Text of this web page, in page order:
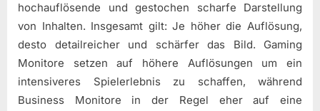
hochauflösende und gestochen scharfe Darstellung
von Inhalten. Insgesamt gilt: Je höher die Auflösung,
desto detailreicher und schärfer das Bild. Gaming
Monitore setzen auf höhere Auflösungen um ein
intensiveres Spielerlebnis zu schaffen, während
Business Monitore in der Regel eher auf eine